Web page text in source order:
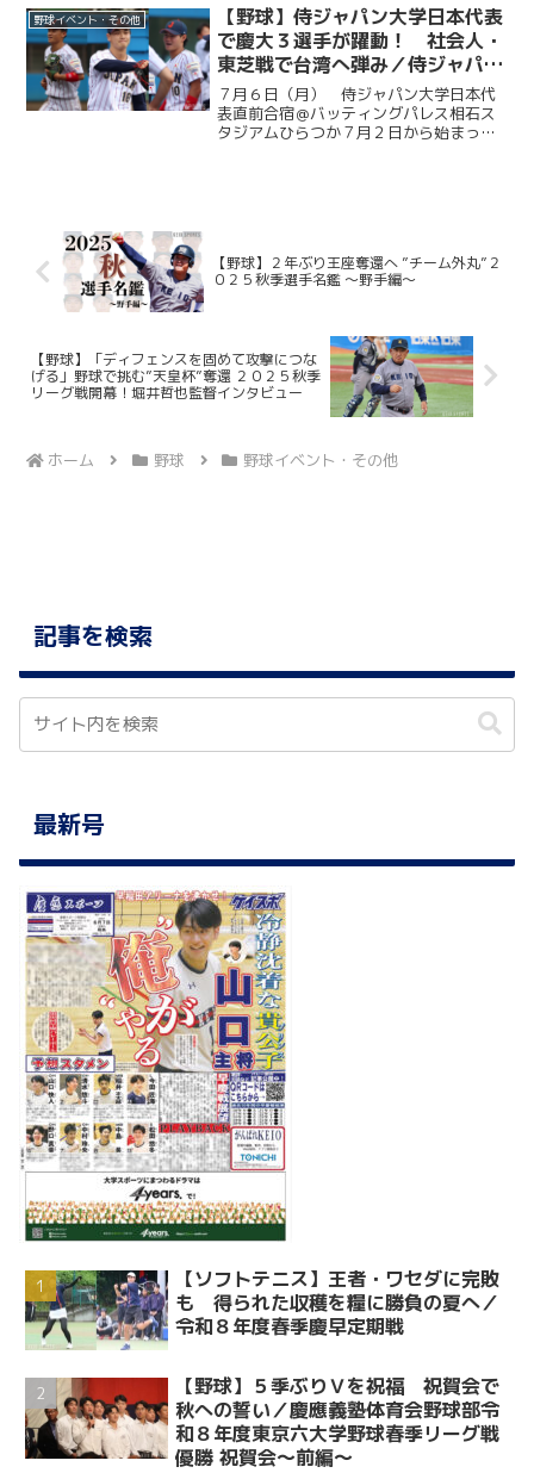
に２度追い付く粘りを見せると、１点ビ...
野球イベント・その他
【野球】侍ジャパン大学日本代表
で慶大３選手が躍動！ 社会人・
東芝戦で台湾へ弾み／侍ジャパン
大学日本代表直前合宿５日目
７月６日（月） 侍ジャパン大学日本代
表直前合宿＠バッティングパレス相石ス
タジアムひらつか７月２日から始まった
【野球】２年ぶり王座奪還へ ”チーム外丸”２
０２５秋季選手名鑑 ～野手編～
【野球】「ディフェンスを固めて攻撃につな
げる」野球で挑む”天皇杯”奪還 ２０２５秋季
リーグ戦開幕！堀井哲也監督インタビュー
ホーム 野球 野球イベント・その他
記事を検索
最新号
【ソフトテニス】王者・ワセダに完敗
も 得られた収穫を糧に勝負の夏へ／
令和８年度春季慶早定期戦
【野球】５季ぶりＶを祝福 祝賀会で
秋への誓い／慶應義塾体育会野球部令
和８年度東京六大学野球春季リーグ戦
優勝 祝賀会～前編～